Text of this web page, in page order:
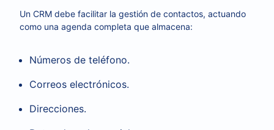
Un CRM debe facilitar la gestión de contactos, actuando
como una agenda completa que almacena:
Números de teléfono.
Correos electrónicos.
Direcciones.